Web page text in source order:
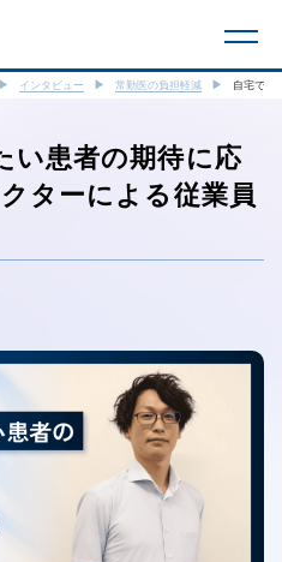
▶︎ インタビュー ▶︎ 常勤医の負担軽減 ▶︎ 自宅で診
い患者の期待に応
ターによる従業員